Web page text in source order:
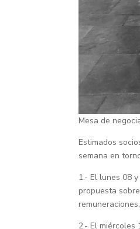
Mesa de
Estimados
semana en
1.- El lunes 08
propuesta
2.- El miércoles